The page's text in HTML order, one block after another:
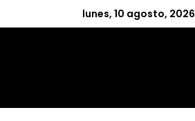
lunes, 10 agosto, 2026